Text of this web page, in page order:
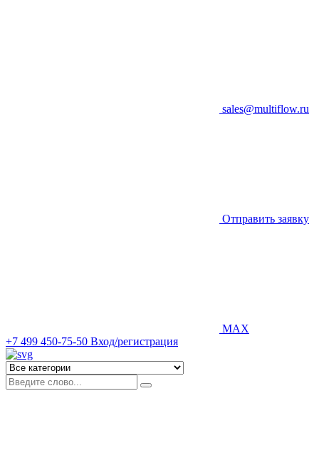
sales@multiflow.ru
Отправить заявку
MAX
+7 499 450-75-50 Вход/регистрация